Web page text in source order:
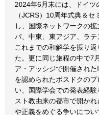
2024年6月末には、ドイツ
（JCRS）10周年式典＆
し、国際ネットワークの
パ、中東、東アジア、ラテ
これまでの和解学を振り
た。更に同じ旅程の中で7
ア・アッシジで開催され
を認められたポスドクの
い、国際学会での発表経
スト教由来の都市で開か
や正義をめぐる争いにつ